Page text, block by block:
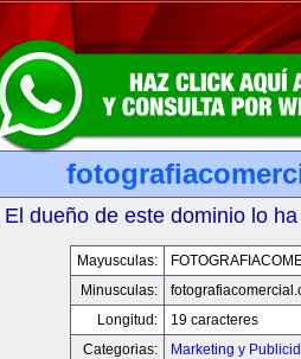
El dueño de este dominio lo
Mayusculas:
Minusculas:
Longitud:
19 caracteres
Categorias:
Marketing y